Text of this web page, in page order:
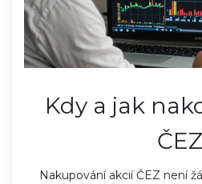
Kdy a jak
ČEZ
Nakupování akcií ČEZ není